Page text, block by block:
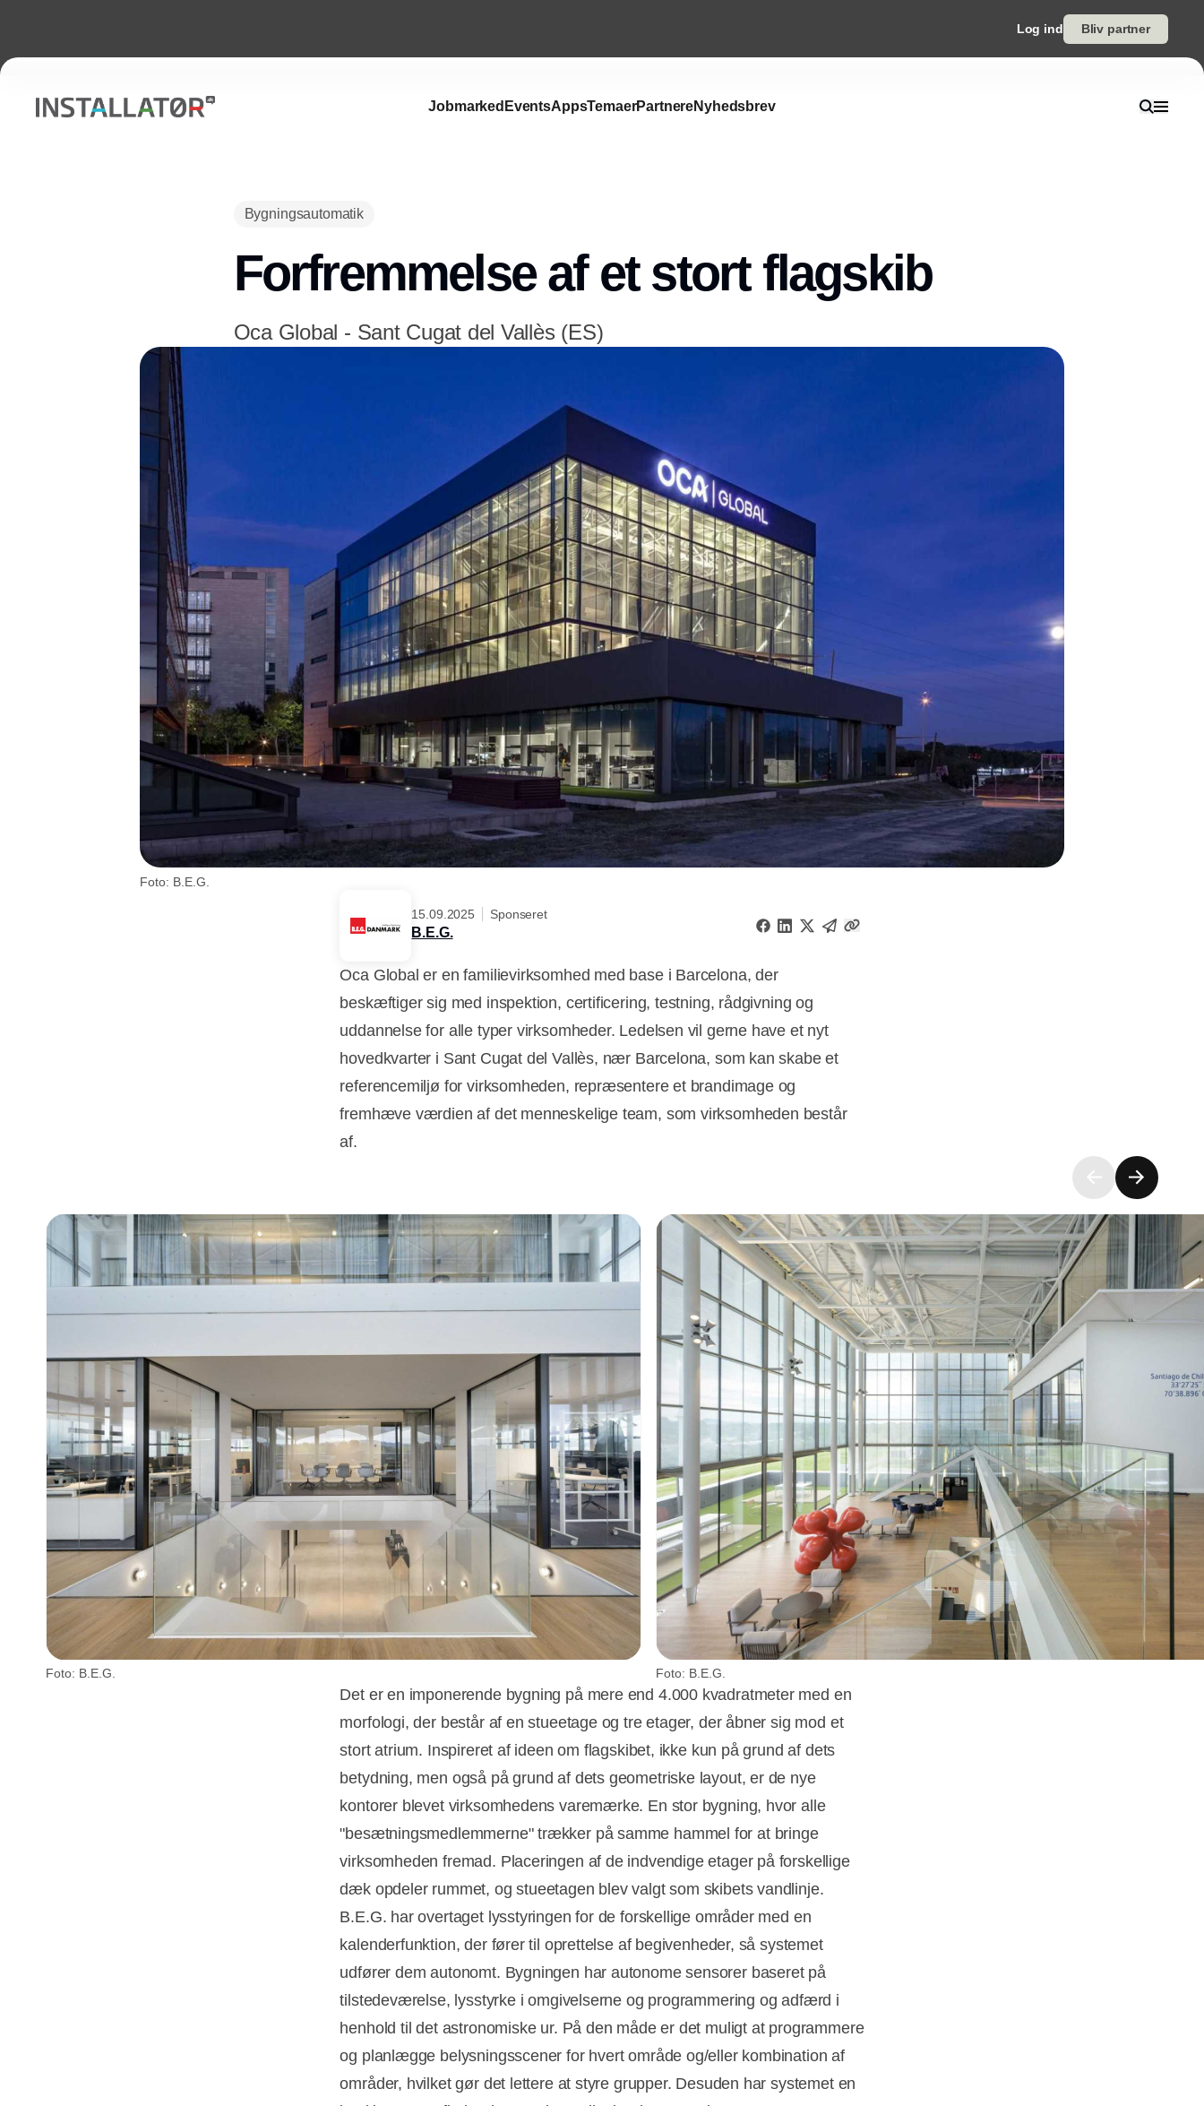
Log ind Bliv partner
Jobmarked EventsAppsTemaerPartnereNyhedsbrev
Bygningsautomatik
Forfremmelse af et stort flagskib
Oca Global - Sant Cugat del Vallès (ES)
Foto: B.E.G.
15.09.2025 Sponseret
B.E.G.
Oca Global er en familievirksomhed med base i Barcelona, der
beskæftiger sig med inspektion, certificering, testning, rådgivning og
uddannelse for alle typer virksomheder. Ledelsen vil gerne have et nyt
hovedkvarter i Sant Cugat del Vallès, nær Barcelona, som kan skabe et
referencemiljø for virksomheden, repræsentere et brandimage og
fremhæve værdien af det menneskelige team, som virksomheden består
af.
Foto: B.E.G. Foto: B.E.G.
Det er en imponerende bygning på mere end 4.000 kvadratmeter med en
morfologi, der består af en stueetage og tre etager, der åbner sig mod et
stort atrium. Inspireret af ideen om flagskibet, ikke kun på grund af dets
betydning, men også på grund af dets geometriske layout, er de nye
kontorer blevet virksomhedens varemærke. En stor bygning, hvor alle
"besætningsmedlemmerne" trækker på samme hammel for at bringe
virksomheden fremad. Placeringen af de indvendige etager på forskellige
dæk opdeler rummet, og stueetagen blev valgt som skibets vandlinje.
B.E.G. har overtaget lysstyringen for de forskellige områder med en
kalenderfunktion, der fører til oprettelse af begivenheder, så systemet
udfører dem autonomt. Bygningen har autonome sensorer baseret på
tilstedeværelse, lysstyrke i omgivelserne og programmering og adfærd i
henhold til det astronomiske ur. På den måde er det muligt at programmere
og planlægge belysningsscener for hvert område og/eller kombination af
områder, hvilket gør det lettere at styre grupper. Desuden har systemet en